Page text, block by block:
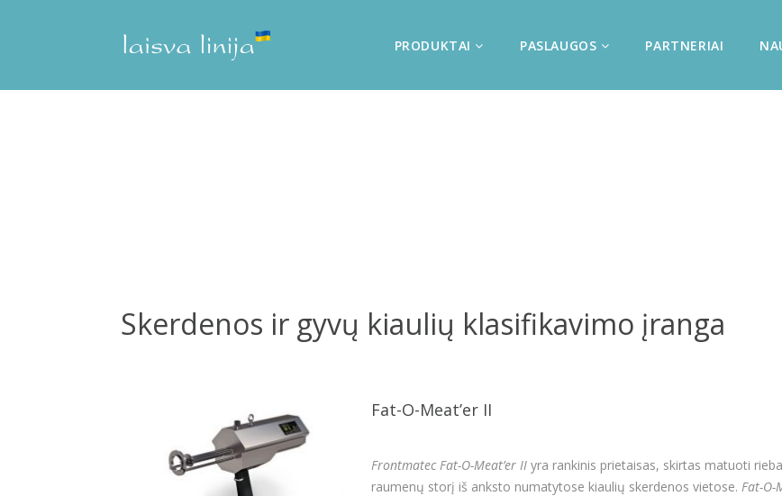
PRODUKTAI PASLAUGOS PARTNERIAI
Skerdenos ir gyvų kiaulių klasifikavimo įranga
Fat-O-Meat’er II
Frontmatec Fat-O-Meat’er IIyra rankinis prietaisas, skirtas matuoti
raumenų storį iš anksto numatytose kiaulių skerdenos vietose. Fat-O-